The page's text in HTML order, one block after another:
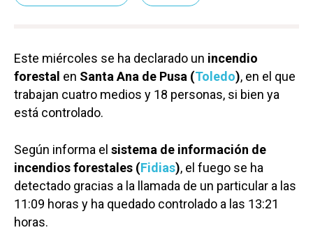
Este miércoles se ha declarado un incendio
forestal en Santa Ana de Pusa (Toledo), en el que
trabajan cuatro medios y 18 personas, si bien ya
está controlado.
Según informa el sistema de información de
incendios forestales (Fidias), el fuego se ha
detectado gracias a la llamada de un particular a las
11:09 horas y ha quedado controlado a las 13:21
horas.